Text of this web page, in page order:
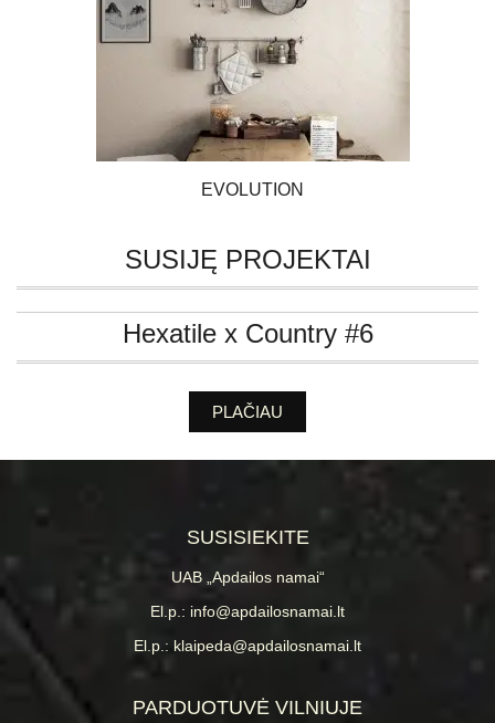
EVOLUTION
SUSIJĘ PROJEKTAI
Hexatile x Country #6
PLAČIAU
SUSISIEKITE
UAB „Apdailos namai“
El.p.: info@apdailosnamai.lt
El.p.: klaipeda@apdailosnamai.lt
PARDUOTUVĖ VILNIUJE